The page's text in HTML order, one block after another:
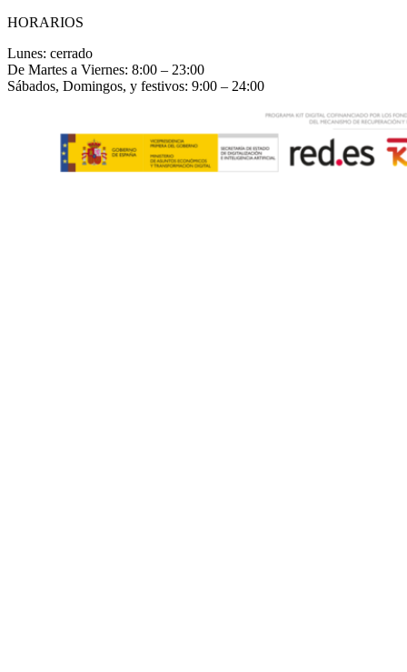
HORARIOS
Lunes: cerrado
De Martes a Viernes: 8:00 – 23:00
Sábados, Domingos, y festivos: 9:00 – 24:00